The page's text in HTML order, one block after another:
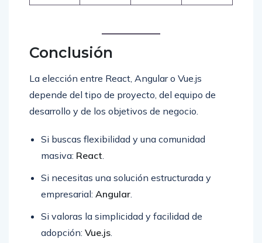
Conclusión
La elección entre React, Angular o Vue.js
depende del tipo de proyecto, del equipo de
desarrollo y de los objetivos de negocio.
Si buscas flexibilidad y una comunidad
masiva: React.
Si necesitas una solución estructurada y
empresarial: Angular.
Si valoras la simplicidad y facilidad de
adopción: Vue.js.